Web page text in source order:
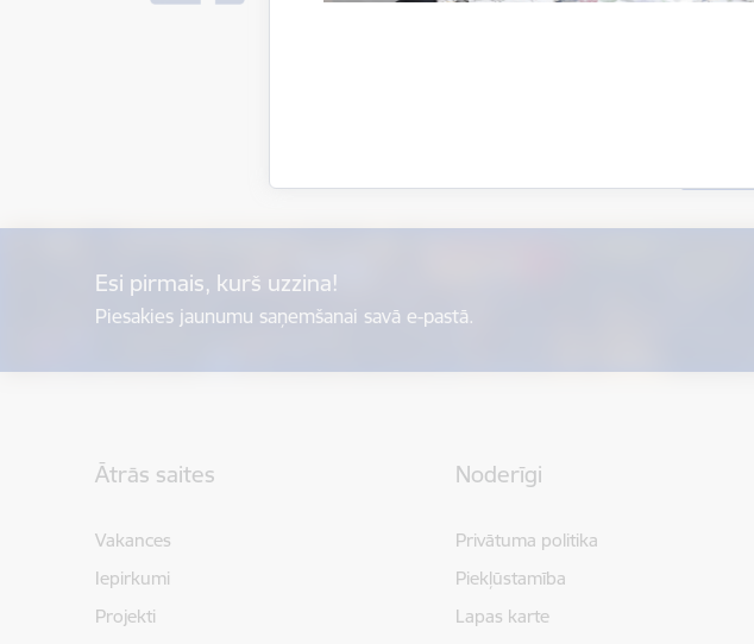
Esi pirmais, kurš uzzina!
Piesakies jaunumu saņemšanai savā e-pastā.
Ātrās saites
Vakances
Iepirkumi
Projekti
Noderīgi
Privātuma politika
Piekļūstamība
Lapas karte